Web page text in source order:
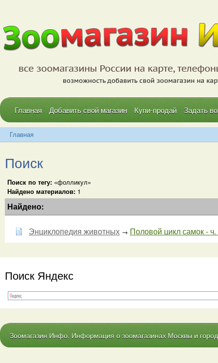
Главная Добавить свой магазин Купи-продай Задать
Главная
Поиск
Поиск по тегу: «фолликул»
Найдено материалов: 1
Найдено:
Энциклопедия животных → Половой цикл самок - ч.
Поиск Яндекс
Зоомагазин Инфо. Информация о зоомагазинах Москвы и